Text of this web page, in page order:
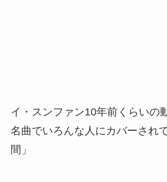
イ・スンファン10年前くらいの
名曲でいろんな人にカバーされ
間」